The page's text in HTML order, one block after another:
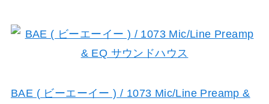
BAE ( ビーエーイー ) / 1073 Mic/Line Preamp &